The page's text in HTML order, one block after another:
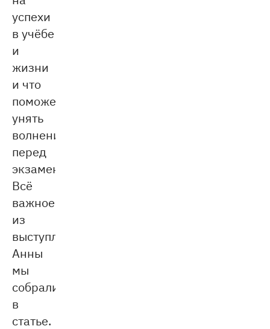
успехи
в учёбе
и
жизни
и что
поможет
унять
волнение
перед
экзаменом.
Всё
важное
из
выступления
Анны
мы
собрали
в
статье.